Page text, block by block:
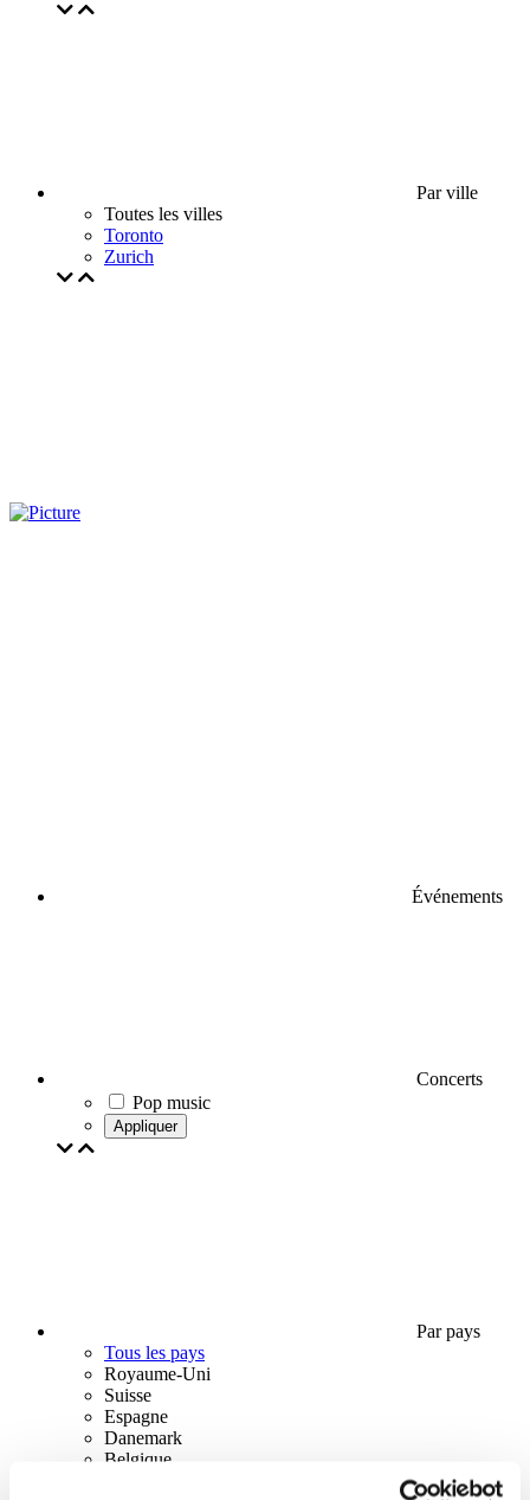
Par ville
Toutes les villes
Toronto
Zurich
Événements
Concerts
Pop music
Appliquer
Par pays
Tous les pays
Royaume-Uni
Suisse
Espagne
Danemark
Belgique